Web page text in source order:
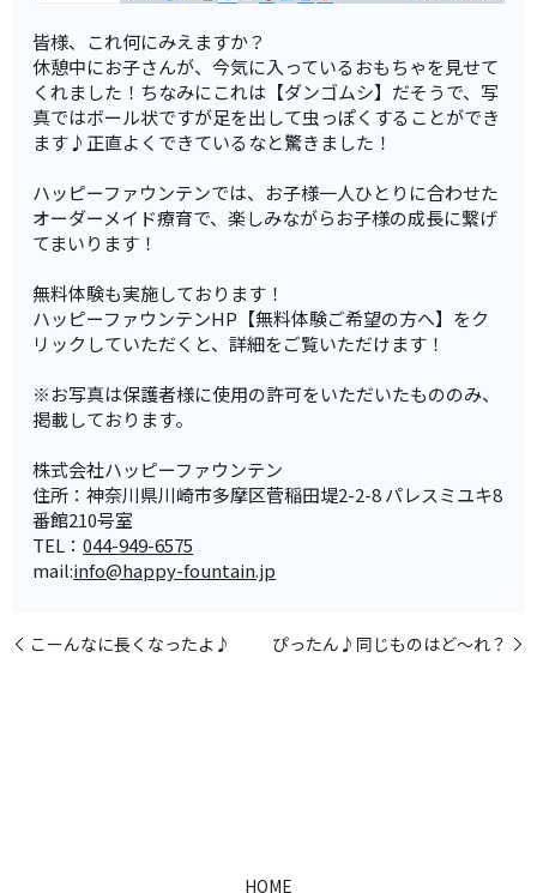
皆様、これ何にみえますか？
休憩中にお子さんが、今気に入っているおもちゃを見せて
くれました！ちなみにこれは【ダンゴムシ】だそうで、写
真ではボール状ですが足を出して虫っぽくすることができ
ます♪正直よくできているなと驚きました！
ハッピーファウンテンでは、お子様一人ひとりに合わせた
オーダーメイド療育で、楽しみながらお子様の成長に繋げ
てまいります！
無料体験も実施しております！
ハッピーファウンテンHP【無料体験ご希望の方へ】をク
リックしていただくと、詳細をご覧いただけます！
※お写真は保護者様に使用の許可をいただいたもののみ、
掲載しております。
株式会社ハッピーファウンテン
住所：神奈川県川崎市多摩区菅稲田堤2-2-8 パレスミユキ8
番館210号室
TEL：044-949-6575
mail:info@happy-fountain.jp
こーんなに長くなったよ♪ ぴったん♪同じものはど～れ？
HOME